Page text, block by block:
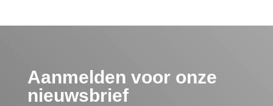
Aanmelden voor onze
nieuwsbrief